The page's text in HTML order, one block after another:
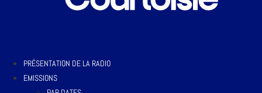
PRÉSENTATION DE LA RADIO
EMISSIONS